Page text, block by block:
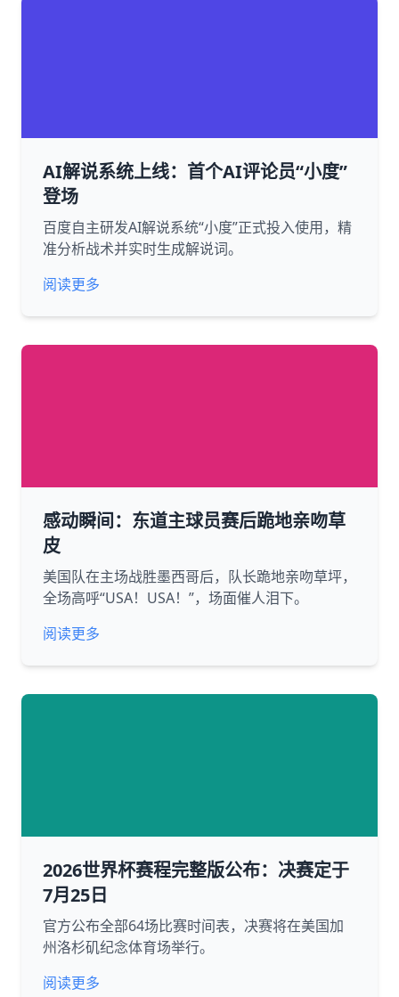
AI解说系统上线：首个AI评论员“小度”
登场
百度自主研发AI解说系统“小度”正式投入使用，精
准分析战术并实时生成解说词。
阅读更多
感动瞬间：东道主球员赛后跪地亲吻草
皮
美国队在主场战胜墨西哥后，队长跪地亲吻草坪，
全场高呼“USA！USA！”，场面催人泪下。
阅读更多
2026世界杯赛程完整版公布：决赛定于
7月25日
官方公布全部64场比赛时间表，决赛将在美国加
州洛杉矶纪念体育场举行。
阅读更多